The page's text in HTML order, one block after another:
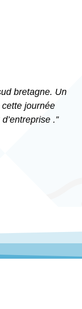
bretagne. Un
journée
.”